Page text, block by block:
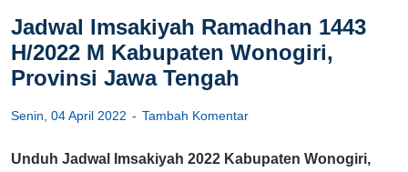
Jadwal Imsakiyah Ramadhan 1443
H/2022 M Kabupaten Wonogiri,
Provinsi Jawa Tengah
Senin, 04 April 2022 Tambah Komentar
Unduh Jadwal Imsakiyah 2022 Kabupaten Wonogiri,